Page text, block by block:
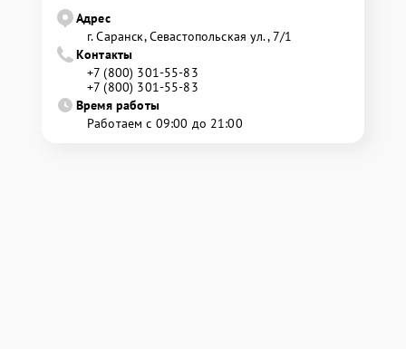
Адрес
г. Саранск, Севастопольская ул., 7/1
Контакты
+7 (800) 301-55-83
+7 (800) 301-55-83
Время работы
Работаем с 09:00 до 21:00